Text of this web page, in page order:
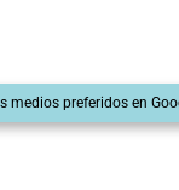
medios preferidos en